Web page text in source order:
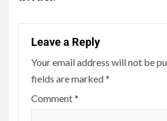
Leave a Reply
Your email address will not be
fields are marked*
Comment*